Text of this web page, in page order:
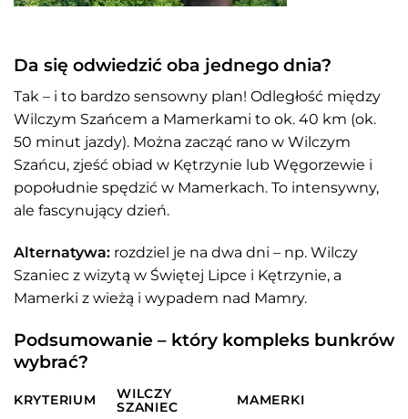
Da się odwiedzić oba jednego dnia?
Tak – i to bardzo sensowny plan! Odległość między
Wilczym Szańcem a Mamerkami to ok. 40 km (ok.
50 minut jazdy). Można zacząć rano w Wilczym
Szańcu, zjeść obiad w Kętrzynie lub Węgorzewie i
popołudnie spędzić w Mamerkach. To intensywny,
ale fascynujący dzień.
Alternatywa: rozdziel je na dwa dni – np. Wilczy
Szaniec z wizytą w Świętej Lipce i Kętrzynie, a
Mamerki z wieżą i wypadem nad Mamry.
Podsumowanie – który kompleks bunkrów
wybrać?
KRYTERIUM
WILCZY
SZANIEC
MAMERKI